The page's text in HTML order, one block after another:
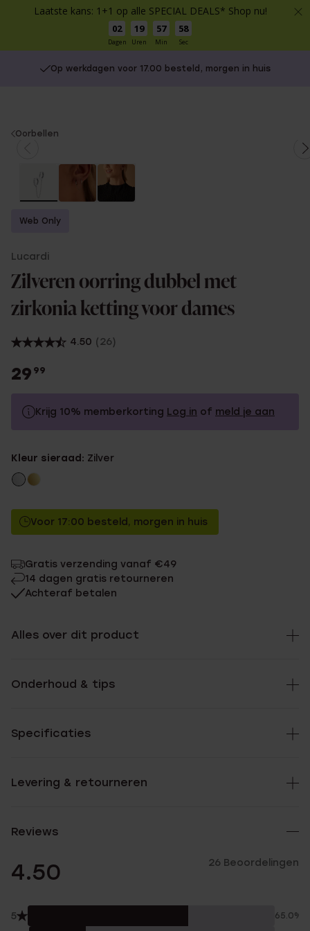
Laatste kans: 1+1 op alle SPECIAL DEALS* Shop nu!
02
Dagen
19
Uren
57
Min
58
Sec
Op werkdagen voor 17.00 besteld, morgen in huis
You
Oorbellen
Web Only
Lucardi
Zilveren oorring dubbel met
zirkonia ketting voor dames
4.50 (26)
29 99
Krijg 10% memberkorting Log in of meld je aan
Zonder memberkorting
Kleur sieraad: Zilver
Voor 17:00 besteld, morgen in huis
Gratis verzending vanaf €49
14 dagen gratis retourneren
Achteraf betalen
Alles over dit product
Onderhoud & tips
Specificaties
Levering & retourneren
Reviews
4.50 26 Beoordelingen
5 65.0%